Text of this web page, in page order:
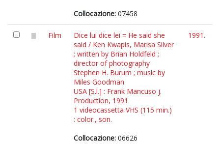
Collocazione: 07458
Film
Dice lui dice lei = He said she
said / Ken Kwapis, Marisa Silver
; written by Brian Holdfeld ;
director of photography
Stephen H. Burum ; music by
Miles Goodman
USA [S.l.] : Frank Mancuso j.
Production, 1991
1 videocassetta VHS (115 min.)
: color., son.
Collocazione: 06626
1991.